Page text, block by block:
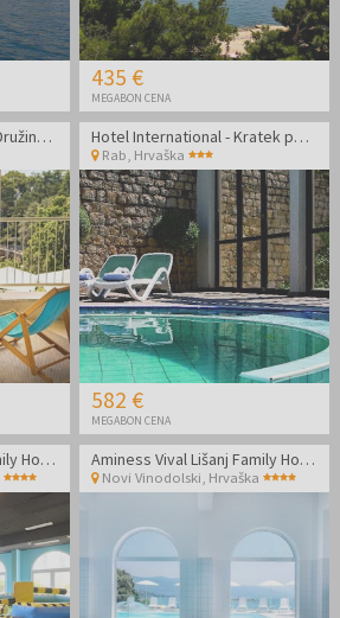
435 €
MEGABON CENA
Sunny Krk by Valamar - Družinski jesenski oddih na Krku Hotel International - Kratek poletni oddih na Rabu
Rab Hrvaška
582 €
MEGABON CENA
Aminess Vival Lišanj Family Hotel - Družinski all inclusive light z animacijo Aminess Vival Lišanj Family Hotel - Družinski all inclusive light z animacijo
Novi Vinodolski Hrvaška